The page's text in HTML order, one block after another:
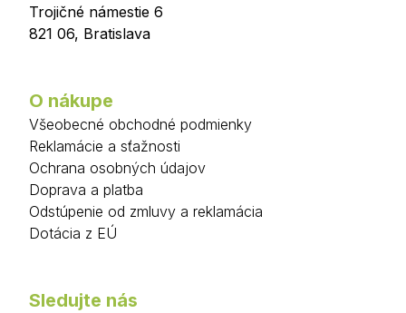
Trojičné námestie 6
821 06, Bratislava
O nákupe
Všeobecné obchodné podmienky
Reklamácie a sťažnosti
Ochrana osobných údajov
Doprava a platba
Odstúpenie od zmluvy a reklamácia
Dotácia z EÚ
Sledujte nás